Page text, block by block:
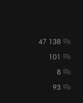
47 138
101
8
93